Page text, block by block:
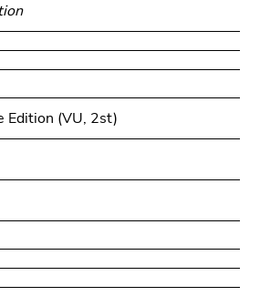
Edition (VU, 2st)